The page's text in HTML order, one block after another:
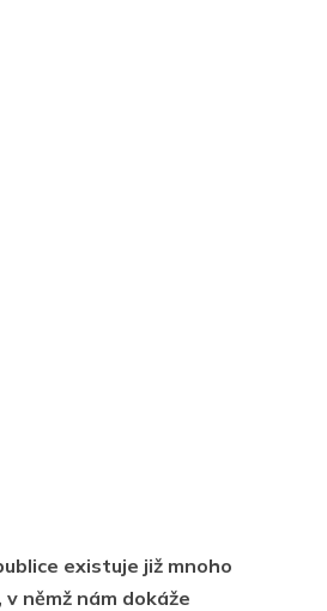
existuje již mnoho
němž nám dokáže